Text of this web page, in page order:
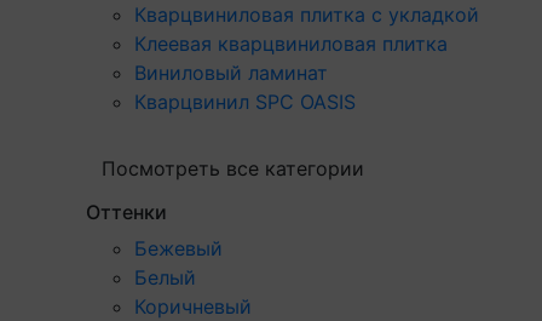
Кварцвиниловая плитка с укладкой
Клеевая кварцвиниловая плитка
Виниловый ламинат
Кварцвинил SPC OASIS
Посмотреть все категории
Оттенки
Бежевый
Белый
Коричневый